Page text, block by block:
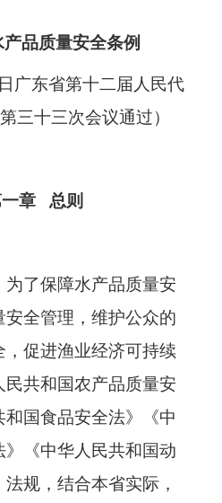
产品质量安全条例
广东省第十二届人民代
三十三次会议通过）
章总则
为了保障水产品质量安
全管理，维护公众的
促进渔业经济可持续
共和国农产品质量安
国食品安全法》《中
《中华人民共和国动
规，结合本省实际，